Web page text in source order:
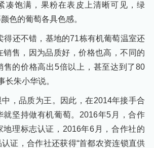
凑饱满，果粉在表皮上清晰可见，绿
色的葡萄各具色感。
得还不错，基地的71栋有机葡萄温室还
销售，因为品质好，价格也高，不同的
售的价格高出5倍以上，甚至达到了80
长朱小华说。
，品质为王。因此，在2014年接手合
就坚持做有机葡萄。2016年5月，合作
地理标志认证，2016年6月，合作社的
证，合作社还获得“首都农资连锁直供